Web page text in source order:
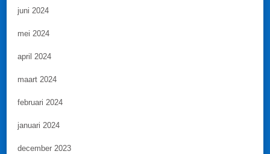
juni 2024
mei 2024
april 2024
maart 2024
februari 2024
januari 2024
december 2023